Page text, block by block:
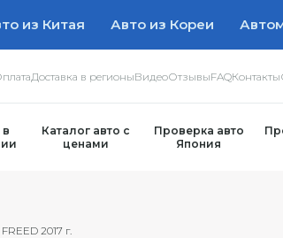
из Китая Авто из Кореи
Доставка в регионыВидеоОтзывыFAQКонтакты
в
Каталог авто с
ценами
Проверка авто
Япония
2017 г.